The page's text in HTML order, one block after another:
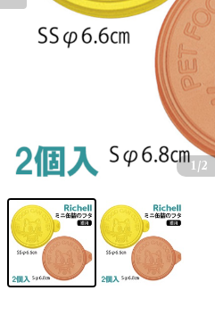
1 /2